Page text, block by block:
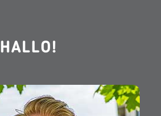
HALLO!